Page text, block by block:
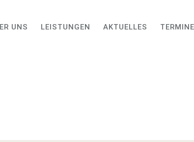
UNS LEISTUNGEN AKTUELLES TERMINE